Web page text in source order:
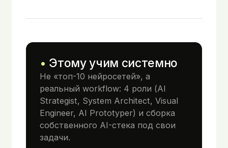
Этому учим системно
Не «топ-10 нейросетей», а
реальный workflow: 4 роли (AI
Strategist, System Architect, Visual
Engineer, AI Prototyper) и сборка
собственного AI-стека под свои
задачи.